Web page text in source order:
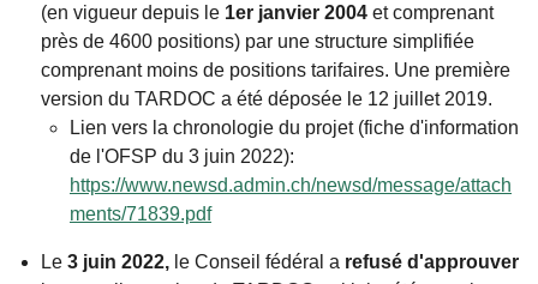
(en vigueur depuis le 1er janvier 2004 et comprenant
près de 4600 positions) par une structure simplifiée
comprenant moins de positions tarifaires. Une première
version du TARDOC a été déposée le 12 juillet 2019.
Lien vers la chronologie du projet (fiche d'information
de l'OFSP du 3 juin 2022):
https://www.newsd.admin.ch/newsd/message/attach
ments/71839.pdf
Le 3 juin 2022, le Conseil fédéral a refusé d'approuver